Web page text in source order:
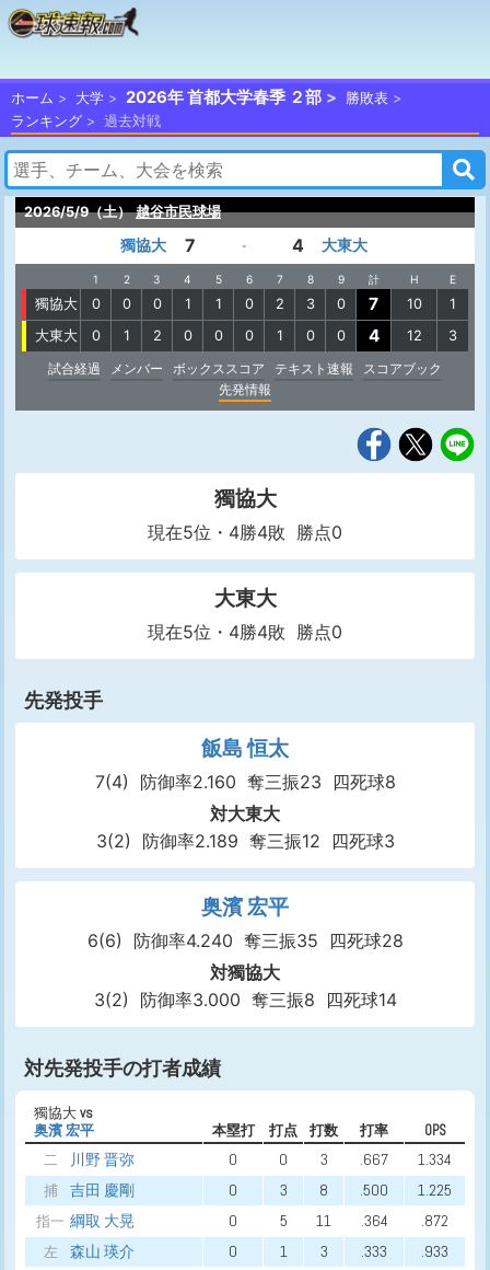
ホーム 大学 2026年 首都大学春季 ２部
勝敗表
ランキング
過去対戦
2026/5/9（土） 越谷市民球場
獨協大 7 - 4 大東大
1 2 3 4 5 6 7 8 9 計 H E
獨協大 0 0 0 1 1 0 2 3 0 7 10
1
大東大
0 1 2 0 0 0 1 0 0 4 12
3
試合経過
メンバー ボックススコア テキスト速報
スコアブック
先発情報
獨協大
現在5位・4勝4敗 勝点0
大東大
現在5位・4勝4敗 勝点0
先発投手
飯島 恒太
7(4) 防御率2.160 奪三振23
四死球8
対大東大
3(2)
防御率2.189 奪三振12 四死球3
奥濱 宏平
6(6) 防御率4.240 奪三振35
四死球28
対獨協大
3(2)
防御率3.000 奪三振8 四死球14
対先発投手の打者成績
獨協大vs
奥濱 宏平
本塁打 打点 打数 打率
OPS
二
川野 晋弥 0 0 3 .667 1.334
捕 吉田 慶剛 0 3 8 .500 1.225
指一 綱取 大晃 0 5 11 .364 .872
左 森山 瑛介 0 1 3 .333 .933